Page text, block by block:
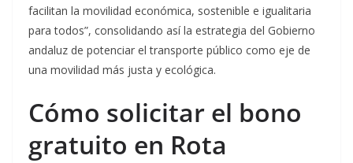
facilitan la movilidad económica, sostenible e igualitaria
para todos”, consolidando así la estrategia del Gobierno
andaluz de potenciar el transporte público como eje de
una movilidad más justa y ecológica.
Cómo solicitar el bono
gratuito en Rota